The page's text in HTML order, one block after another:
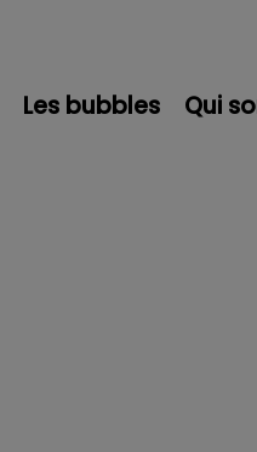
Les bubbles Qui